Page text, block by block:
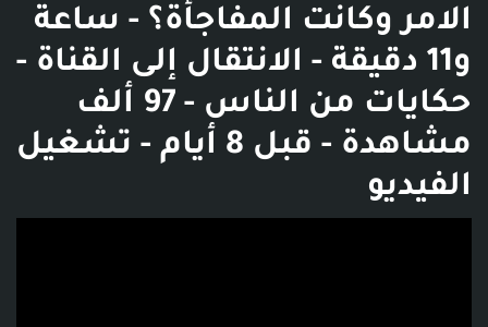
الامر وكانت المفاجأة؟ - ساعة
و11 دقيقة - الانتقال إلى القناة -
حكايات من الناس - 97 ألف
مشاهدة - قبل 8 أيام - تشغيل
الفيديو